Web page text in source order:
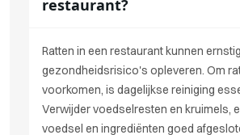
restaurant?
Ratten in een restaurant kunnen
gezondheidsrisico's opleveren. Om
voorkomen, is dagelijkse reiniging
Verwijder voedselresten en kruimels,
voedsel en ingrediënten goed